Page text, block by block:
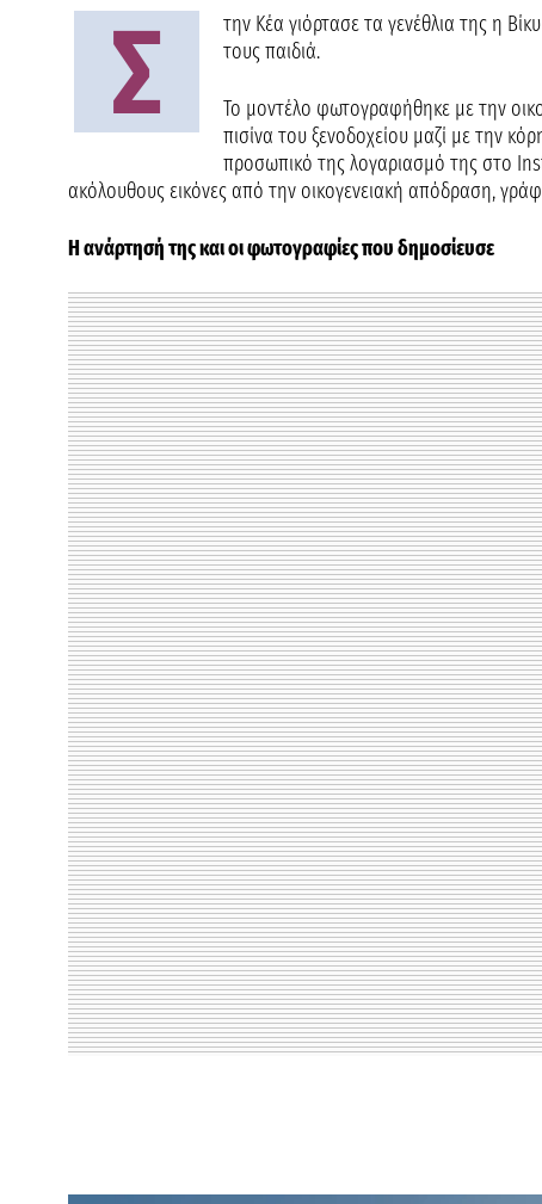
Σ
την Κέα γιόρτασε τα γενέθλια της η
τους παιδιά.
Το μοντέλο φωτογραφήθηκε με την
πισίνα του ξενοδοχείου μαζί με την
προσωπικό της λογαριασμό της στο
ακόλουθους εικόνες από την οικογενειακή απόδραση,
Η ανάρτησή της και οι φωτογραφίες που δημοσίευσε